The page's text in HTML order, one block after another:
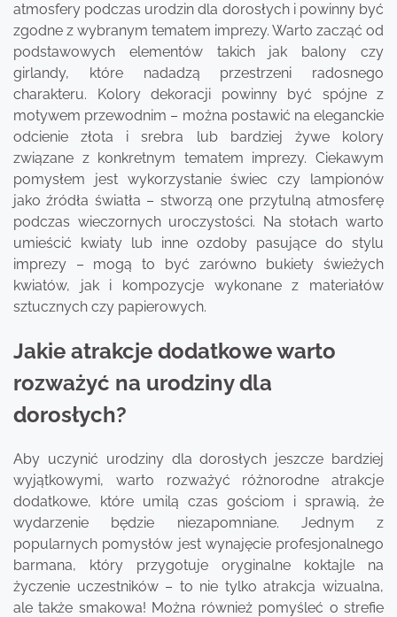
atmosfery podczas urodzin dla dorosłych i powinny być
zgodne z wybranym tematem imprezy. Warto zacząć od
podstawowych elementów takich jak balony czy
girlandy, które nadadzą przestrzeni radosnego
charakteru. Kolory dekoracji powinny być spójne z
motywem przewodnim – można postawić na eleganckie
odcienie złota i srebra lub bardziej żywe kolory
związane z konkretnym tematem imprezy. Ciekawym
pomysłem jest wykorzystanie świec czy lampionów
jako źródła światła – stworzą one przytulną atmosferę
podczas wieczornych uroczystości. Na stołach warto
umieścić kwiaty lub inne ozdoby pasujące do stylu
imprezy – mogą to być zarówno bukiety świeżych
kwiatów, jak i kompozycje wykonane z materiałów
sztucznych czy papierowych.
Jakie atrakcje dodatkowe warto
rozważyć na urodziny dla
dorosłych?
Aby uczynić urodziny dla dorosłych jeszcze bardziej
wyjątkowymi, warto rozważyć różnorodne atrakcje
dodatkowe, które umilą czas gościom i sprawią, że
wydarzenie będzie niezapomniane. Jednym z
popularnych pomysłów jest wynajęcie profesjonalnego
barmana, który przygotuje oryginalne koktajle na
życzenie uczestników – to nie tylko atrakcja wizualna,
ale także smakowa! Można również pomyśleć o strefie